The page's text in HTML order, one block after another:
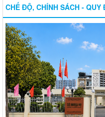
CHẾ ĐỘ, CHÍNH SÁCH - QUY